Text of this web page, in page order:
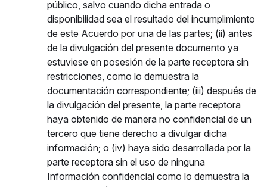
público, salvo cuando dicha entrada o
disponibilidad sea el resultado del incumplimiento
de este Acuerdo por una de las partes; (ii) antes
de la divulgación del presente documento ya
estuviese en posesión de la parte receptora sin
restricciones, como lo demuestra la
documentación correspondiente; (iii) después de
la divulgación del presente, la parte receptora
haya obtenido de manera no confidencial de un
tercero que tiene derecho a divulgar dicha
información; o (iv) haya sido desarrollada por la
parte receptora sin el uso de ninguna
Información confidencial como lo demuestra la